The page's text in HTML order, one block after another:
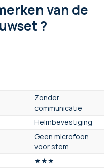
van de
?
Zonder
communicatie
Helmbevestiging
Geen microfoon
voor stem
★★★